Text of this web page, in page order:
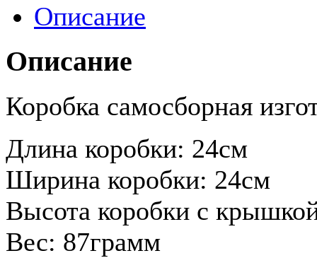
Описание
Описание
Коробка самосборная
Длина коробки: 24см
Ширина коробки: 24см
Высота коробки с
Вес: 87грамм